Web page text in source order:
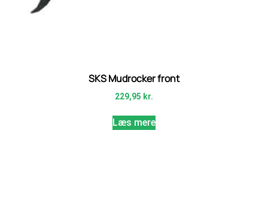
SKS Mudrocker front
229,95 kr.
Læs mere